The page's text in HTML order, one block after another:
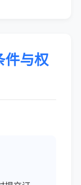
件与权